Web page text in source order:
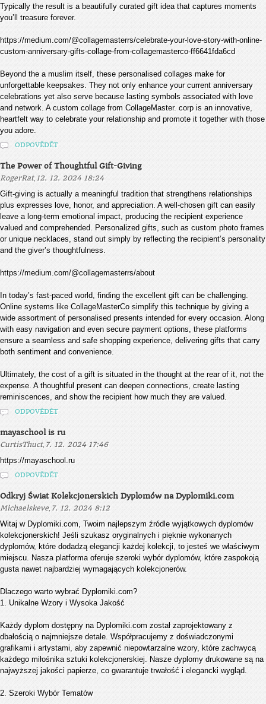
Typically the result is a beautifully curated gift idea that captures moments
you’ll treasure forever.
https://medium.com/@collagemasterrs/celebrate-your-love-story-with-online-
custom-anniversary-gifts-collage-from-collagemasterco-ff6641fda6cd
Beyond the a muslim itself, these personalised collages make for
unforgettable keepsakes. They not only enhance your current anniversary
celebrations yet also serve because lasting symbols associated with love
and network. A custom collage from CollageMaster. corp is an innovative,
heartfelt way to celebrate your relationship and promote it together with those
you adore.
ODPOVĚDĚT
The Power of Thoughtful Gift-Giving
RogerRat, 12. 12. 2024 18:24
Gift-giving is actually a meaningful tradition that strengthens relationships
plus expresses love, honor, and appreciation. A well-chosen gift can easily
leave a long-term emotional impact, producing the recipient experience
valued and comprehended. Personalized gifts, such as custom photo frames
or unique necklaces, stand out simply by reflecting the recipient’s personality
and the giver’s thoughtfulness.
https://medium.com/@collagemasterrs/about
In today’s fast-paced world, finding the excellent gift can be challenging.
Online systems like CollageMasterCo simplify this technique by giving a
wide assortment of personalised presents intended for every occasion. Along
with easy navigation and even secure payment options, these platforms
ensure a seamless and safe shopping experience, delivering gifts that carry
both sentiment and convenience.
Ultimately, the cost of a gift is situated in the thought at the rear of it, not the
expense. A thoughtful present can deepen connections, create lasting
reminiscences, and show the recipient how much they are valued.
ODPOVĚDĚT
mayaschool is ru
CurtisThuct, 7. 12. 2024 17:46
https://mayaschool.ru
ODPOVĚDĚT
Odkryj Świat Kolekcjonerskich Dyplomów na Dyplomiki.com
Michaelskeve, 7. 12. 2024 8:12
Witaj w Dyplomiki.com, Twoim najlepszym źródle wyjątkowych dyplomów
kolekcjonerskich! Jeśli szukasz oryginalnych i pięknie wykonanych
dyplomów, które dodadzą elegancji każdej kolekcji, to jesteś we właściwym
miejscu. Nasza platforma oferuje szeroki wybór dyplomów, które zaspokoją
gusta nawet najbardziej wymagających kolekcjonerów.
Dlaczego warto wybrać Dyplomiki.com?
1. Unikalne Wzory i Wysoka Jakość
Każdy dyplom dostępny na Dyplomiki.com został zaprojektowany z
dbałością o najmniejsze detale. Współpracujemy z doświadczonymi
grafikami i artystami, aby zapewnić niepowtarzalne wzory, które zachwycą
każdego miłośnika sztuki kolekcjonerskiej. Nasze dyplomy drukowane są na
najwyższej jakości papierze, co gwarantuje trwałość i elegancki wygląd.
2. Szeroki Wybór Tematów